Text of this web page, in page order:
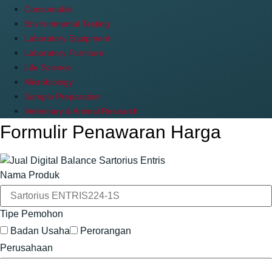
Consumable
Environmental Testing
Laboratory Equipment
Laboratory Furniture
Life Science
Microbiology
Sample Preparation
Veterinary & Animal Research
Formulir Penawaran Harga
Nama Produk
Tipe Pemohon
Badan Usaha
Perorangan
Perusahaan